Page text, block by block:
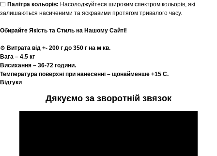
⬜ Палітра кольорів: Насолоджуйтеся широким спектром кольорів, які
залишаються насиченими та яскравими протягом тривалого часу.
Обирайте Якість та Стиль на Нашому Сайті!
⚙ Витрата від +- 200 г до 350 г на м кв.
Вага – 4.5 кг
Висихання – 36-72 години.
Температура поверхні при нанесенні – щонайменше +15 С.
Відгуки
Дякуємо за зворотній звязок